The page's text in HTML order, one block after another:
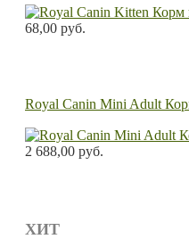
68,00 руб.
Royal Canin Mini Adult
2 688,00 руб.
ХИТ